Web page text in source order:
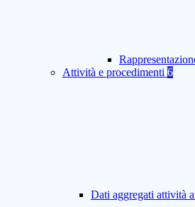
Attività e procedimenti 6
Dati aggregati attività